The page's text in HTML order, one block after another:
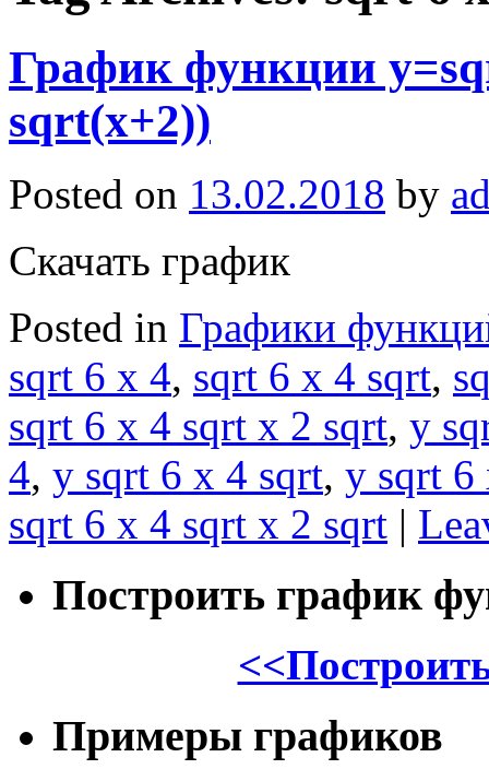
График функции
sqrt(x+2))
Posted on 13.02.2018 by
Скачать график
Posted in Графики
sqrt 6 x 4, sqrt 6 x 4 sqrt,
sqrt 6 x 4 sqrt x 2 sqrt, y
4, y sqrt 6 x 4 sqrt, y sqrt 6
sqrt 6 x 4 sqrt x 2 sqrt |
Построить график
Примеры графиков